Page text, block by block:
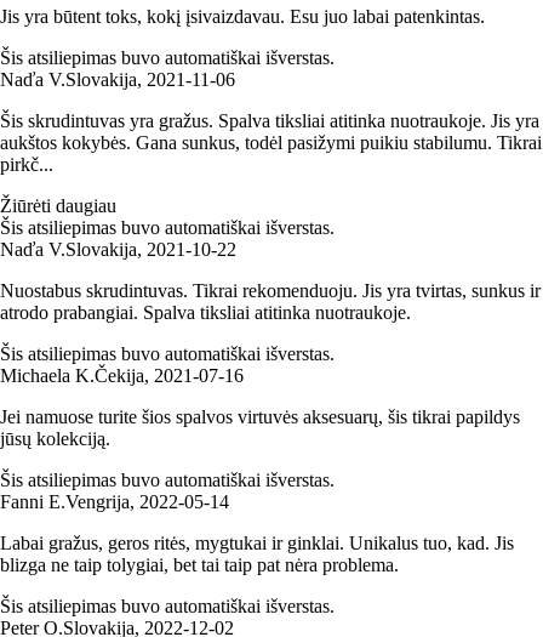
Jis yra būtent toks, kokį įsivaizdavau. Esu juo labai patenkintas.
Šis atsiliepimas buvo automatiškai išverstas.
Naďa V.Slovakija, 2021‑11‑06
Šis skrudintuvas yra gražus. Spalva tiksliai atitinka nuotraukoje. Jis yra
aukštos kokybės. Gana sunkus, todėl pasižymi puikiu stabilumu. Tikrai
pirkč...
Žiūrėti daugiau
Šis atsiliepimas buvo automatiškai išverstas.
Naďa V.Slovakija, 2021‑10‑22
Nuostabus skrudintuvas. Tikrai rekomenduoju. Jis yra tvirtas, sunkus ir
atrodo prabangiai. Spalva tiksliai atitinka nuotraukoje.
Šis atsiliepimas buvo automatiškai išverstas.
Michaela K.Čekija, 2021‑07‑16
Jei namuose turite šios spalvos virtuvės aksesuarų, šis tikrai papildys
jūsų kolekciją.
Šis atsiliepimas buvo automatiškai išverstas.
Fanni E.Vengrija, 2022‑05‑14
Labai gražus, geros ritės, mygtukai ir ginklai. Unikalus tuo, kad. Jis
blizga ne taip tolygiai, bet tai taip pat nėra problema.
Šis atsiliepimas buvo automatiškai išverstas.
Peter O.Slovakija, 2022‑12‑02